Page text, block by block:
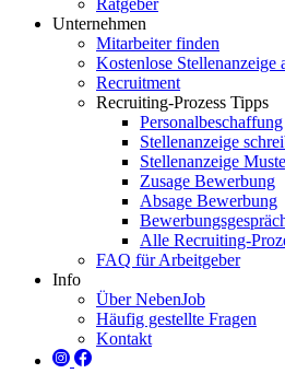
Ratgeber
Unternehmen
Mitarbeiter finden
Kostenlose Stellenanzeige
Recruitment
Recruiting-Prozess Tipps
Personalbeschaffung
Stellenanzeige
Stellenanzeige
Zusage Bewerbung
Absage Bewerbung
Alle Recruiting-
FAQ für Arbeitgeber
Info
Über NebenJob
Häufig gestellte Fragen
Kontakt